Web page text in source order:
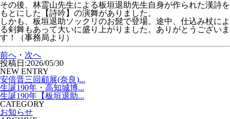
その後、林霊山先生による板垣退助先生自身が作られた漢詩を
もとにした【詩吟】の演舞がありました。
しかも、板垣退助ソックリのお髭で登場。途中、仕込み杖によ
る剣舞もあって大いに盛り上がりました。ありがとうございま
す！（事務局より）
前へ ・ 次へ
投稿日:2026/05/30
NEW ENTRY
安倍晋三回顧展(奈良)...
生誕190年・高知城博...
生誕190年【板垣退助...
CATEGORY
お知らせ